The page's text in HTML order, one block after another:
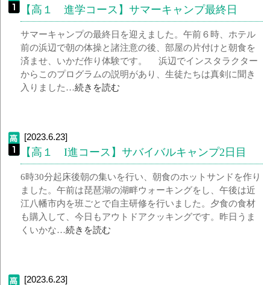
【高１ 進学コース】サマーキャンプ最終日
サマーキャンプの最終日を迎えました。午前６時、ホテル
前の浜辺で朝の体操と諸注意の後、部屋の片付けと朝食を
済ませ、いかだ作り体験です。 浜辺でインスタラクター
からこのプログラムの説明があり、生徒たちは真剣に聞き
入りました…続きを読む
[2023.6.23]
【高１ I進コース】サバイバルキャンプ2日目
6時30分起床後朝の集いを行い、朝食のホットサンドを作り
ました。午前は琵琶湖の湖畔ウォーキングをし、午後は近
江八幡市内を班ごとで自主研修を行いました。夕食の食材
も購入して、今日もアウトドアクッキングです。昨日うま
くいかな…続きを読む
[2023.6.23]